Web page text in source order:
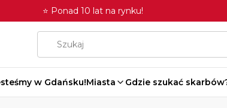
⭐ Ponad 10 lat na rynku!
w Gdańsku!Miasta Gdzie szukać